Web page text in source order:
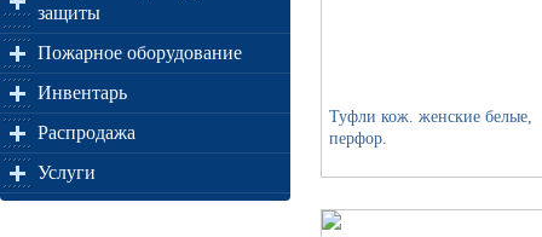
защиты
Пожарное оборудование
Инвентарь
Распродажа
Услуги
Туфли кож. женские белые,
перфор.